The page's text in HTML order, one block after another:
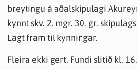
breytingu á aðalskipulagi
kynnt skv. 2. mgr. 30. gr.
Lagt fram til kynningar.
Fleira ekki gert. Fundi slitið kl.